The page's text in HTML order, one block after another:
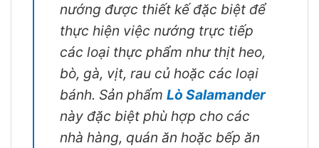
nướng được thiết kế đặc biệt để
thực hiện việc nướng trực tiếp
các loại thực phẩm như thịt heo,
bò, gà, vịt, rau củ hoặc các loại
bánh. Sản phẩm Lò Salamander
này đặc biệt phù hợp cho các
nhà hàng, quán ăn hoặc bếp ăn